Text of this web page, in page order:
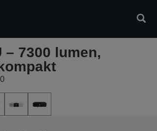
– 7300 lumen,